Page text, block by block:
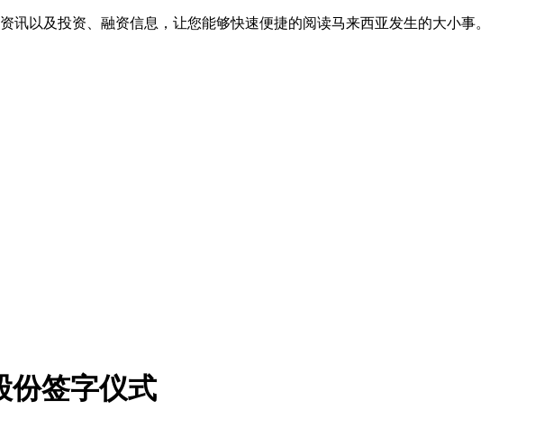
以及投资、融资信息，让您能够快速便捷的阅读马来西亚发生的大小事。
份签字仪式